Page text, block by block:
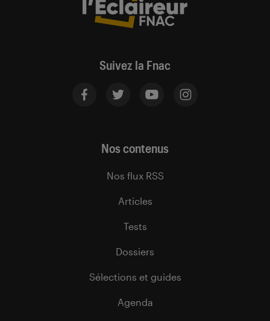
Suivez la Fnac
Nos contenus
Nos flux RSS
Articles
Tests
Dossiers
Sélections et guides
Agenda